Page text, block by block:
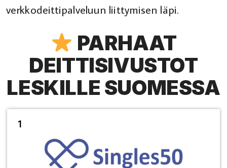
verkkodeittipalveluun liittymisen läpi.
PARHAAT
DEITTISIVUSTOT
LESKILLE SUOMESSA
1